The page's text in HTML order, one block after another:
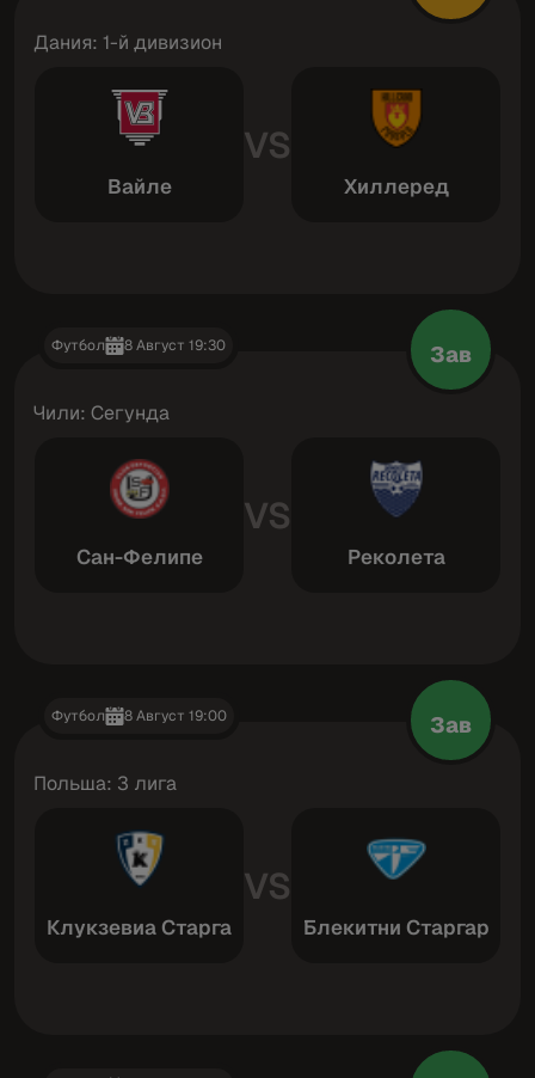
Дания: 1-й дивизион
Вайле
VS
Хиллеред
Футбол 8 Август 19:30 Зав
Чили: Сегунда
Сан-Фелипе
VS
Реколета
Футбол 8 Август 19:00 Зав
Польша: 3 лига
Клукзевиа Старгард
VS
Блекитни Старгард